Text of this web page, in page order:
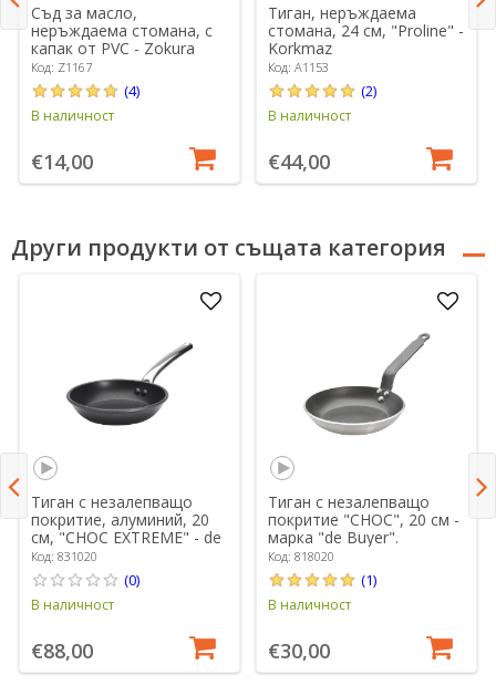
Съд за масло,
неръждаема стомана, с
капак от PVC - Zokura
Код: Z1167
(4)
В наличност
€14,00
Тиган, неръждаема
стомана, 24 см, "Proline" -
Korkmaz
Код: A1153
(2)
В наличност
€44,00
Други продукти от същата категория
Тиган с незалепващо
покритие, алуминий, 20
см, "CHOC EXTREME" - de
Buyer
Код: 831020
(0)
В наличност
€88,00
Тиган с незалепващо
покритие "CHOC", 20 см -
марка "de Buyer".
Код: 818020
(1)
В наличност
€30,00